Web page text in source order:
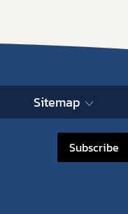
Sitemap
Subscribe